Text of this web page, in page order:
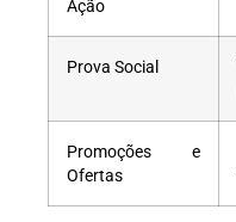
Ação
Prova Social
Promoções e
Ofertas